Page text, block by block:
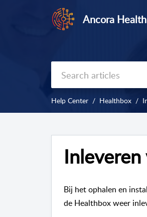
Ancora Health
Help Center Healthbox
Bij het ophalen en
de Healthboxweer